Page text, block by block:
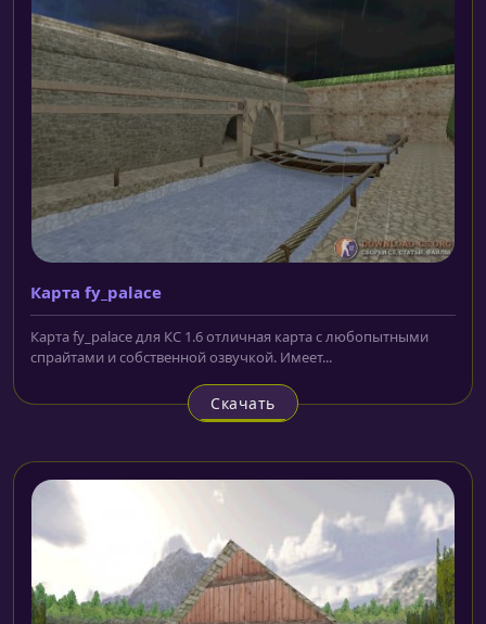
Карта fy_palace
Карта fy_palace для КС 1.6 отличная карта с любопытными
спрайтами и собственной озвучкой. Имеет...
Скачать